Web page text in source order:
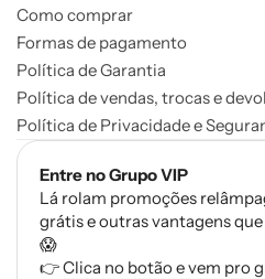
Como comprar
Formas de pagamento
Política de Garantia
Política de vendas, trocas e
Política de Privacidade e
Entre no Grupo VIP
Lá rolam promoções
grátis e outras vantagens
😱
👉 Clica no botão e vem pro